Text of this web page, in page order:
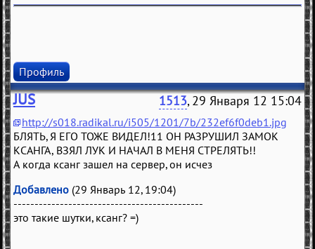
Профиль
JUS 1513, 29 Января 12 15:04
http://s018.radikal.ru/i505/1201/7b/232ef6f0deb1.jpg
БЛЯТЬ, Я ЕГО ТОЖЕ ВИДЕЛ!11 ОН РАЗРУШИЛ ЗАМОК
КСАНГА, ВЗЯЛ ЛУК И НАЧАЛ В МЕНЯ СТРЕЛЯТЬ!!
А когда ксанг зашел на сервер, он исчез
Добавлено (29 Январь 12, 19:04)
---------------------------------------------
это такие шутки, ксанг? =)